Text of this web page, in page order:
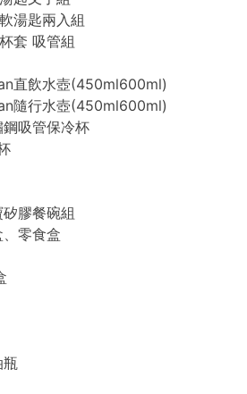
湯匙兩入組
套 吸管組
直飲水壺(450ml600ml)
隨行水壺(450ml600ml)
吸管保冷杯
膠餐碗組
零食盒
瓶